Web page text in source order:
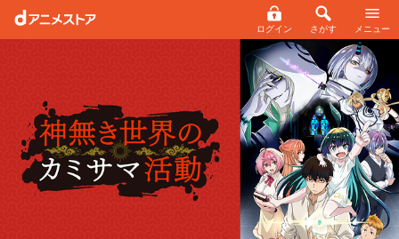
ログイン さがす メニュー